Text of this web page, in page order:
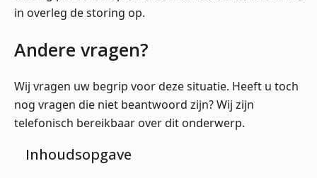
in overleg de storing op.
Andere vragen?
Wij vragen uw begrip voor deze situatie. Heeft u toch
nog vragen die niet beantwoord zijn? Wij zijn
telefonisch bereikbaar over dit onderwerp.
Inhoudsopgave